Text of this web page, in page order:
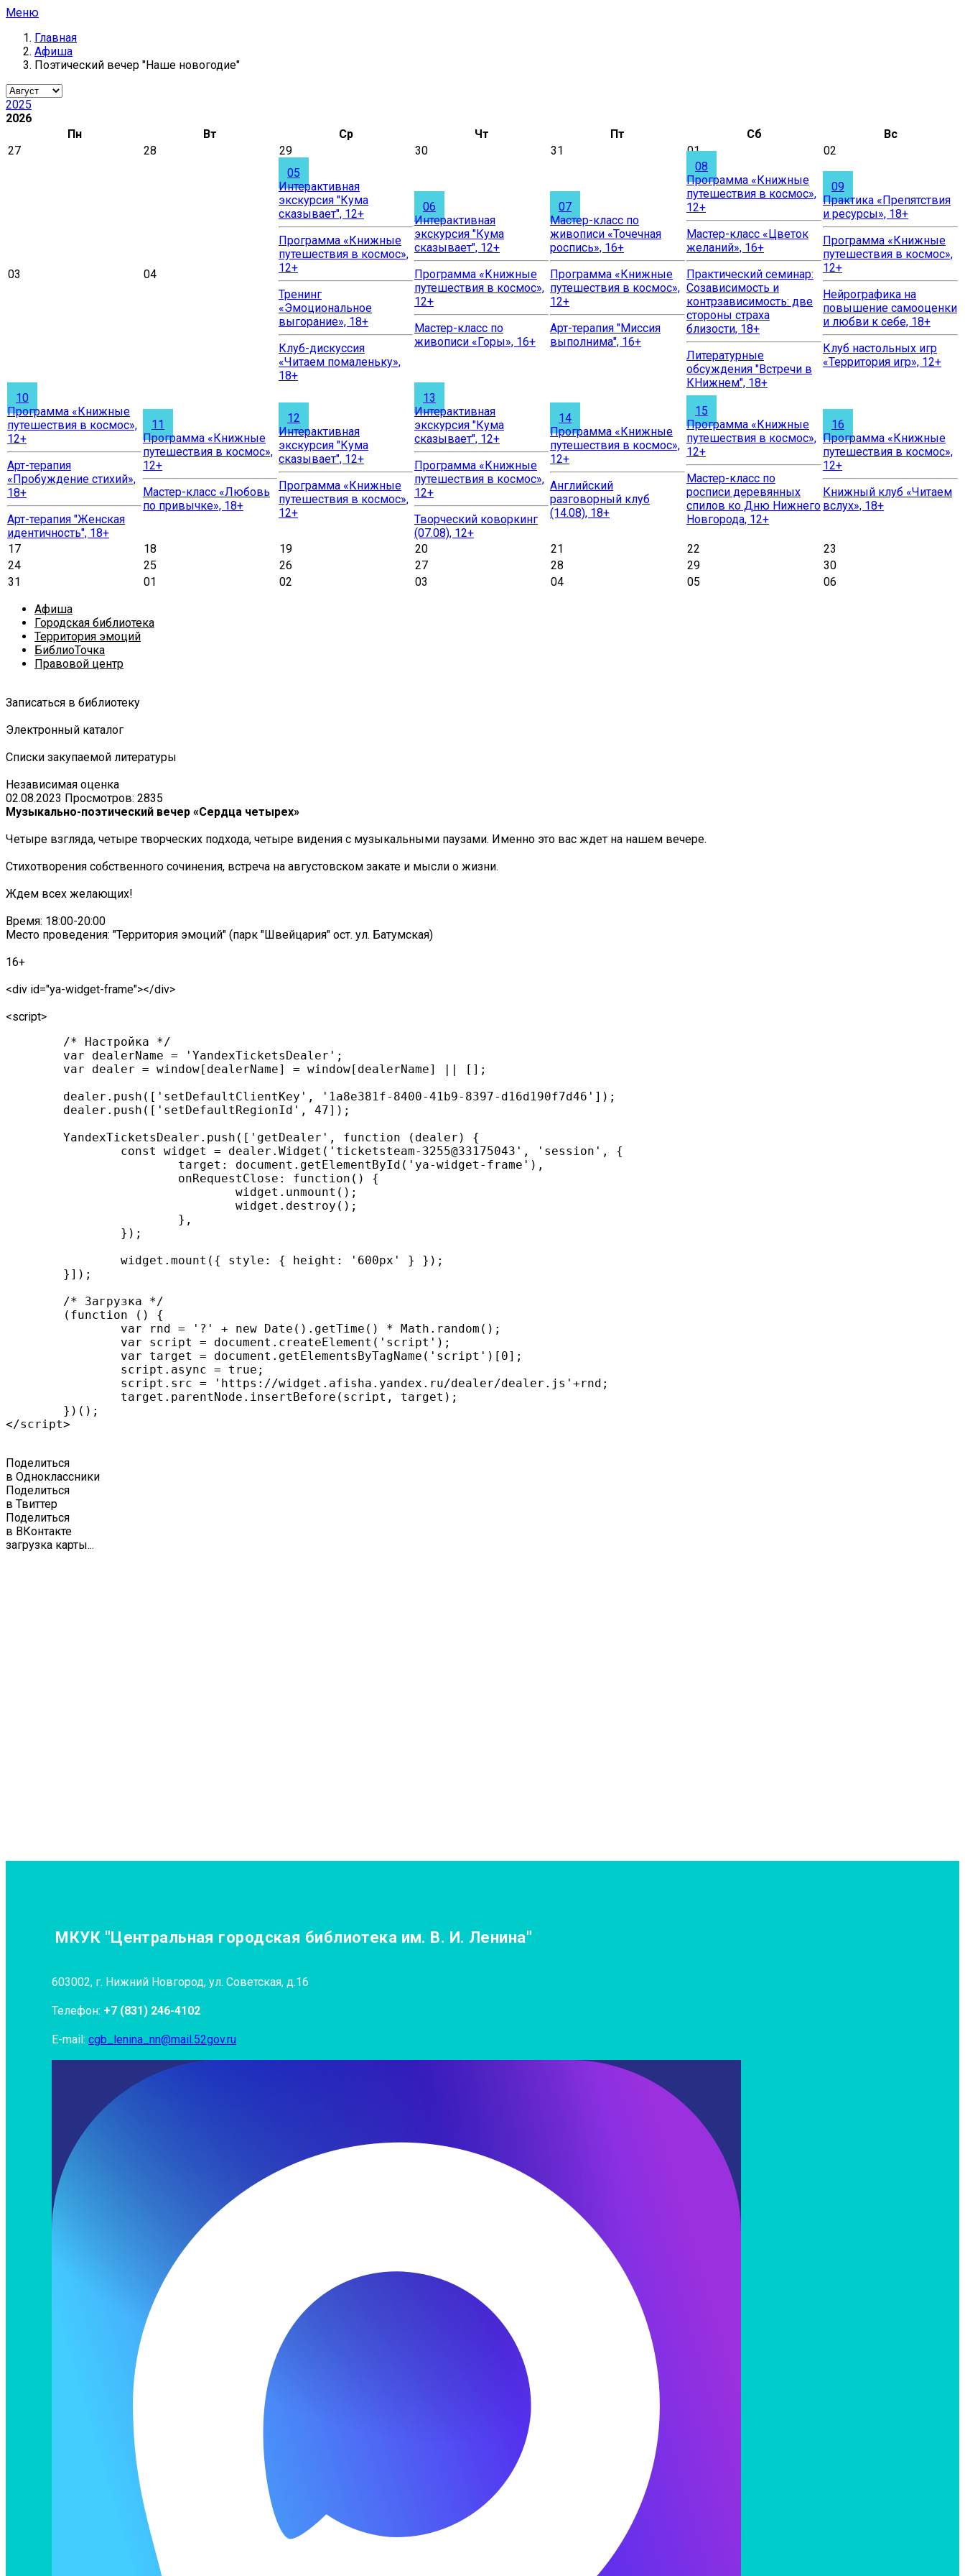
Меню
Главная
Афиша
Поэтический вечер "Наше новогодие"
2025
2026
Пн
Вт Ср Чт Пт Сб
Вс
27
28 29 30 31 01 02
03 04
05
Интерактивная
экскурсия "Кума
сказывает", 12+
Программа «Книжные
путешествия в космос»,
12+
Тренинг
«Эмоциональное
выгорание», 18+
Клуб-дискуссия
«Читаем помаленьку»,
18+
06
Интерактивная
экскурсия "Кума
сказывает", 12+
Программа «Книжные
путешествия в космос»,
12+
Мастер-класс по
живописи «Горы», 16+
07
Мастер-класс по
живописи «Точечная
роспись», 16+
Программа «Книжные
путешествия в космос»,
12+
Арт-терапия "Миссия
выполнима", 16+
08
Программа «Книжные
путешествия в космос»,
12+
Мастер-класс «Цветок
желаний», 16+
Практический семинар:
Созависимость и
контрзависимость: две
стороны страха
близости, 18+
Литературные
обсуждения "Встречи в
КНижнем", 18+
09
Практика «Препятствия
и ресурсы», 18+
Программа «Книжные
путешествия в космос»,
12+
Нейрографика на
повышение самооценки
и любви к себе, 18+
Клуб настольных игр
«Территория игр», 12+
10
Программа «Книжные
путешествия в космос»,
12+
Арт-терапия
«Пробуждение стихий»,
18+
Арт-терапия "Женская
идентичность", 18+
11
Программа «Книжные
путешествия в космос»,
12+
Мастер-класс «Любовь
по привычке», 18+
12
Интерактивная
экскурсия "Кума
сказывает", 12+
Программа «Книжные
путешествия в космос»,
12+
13
Интерактивная
экскурсия "Кума
сказывает", 12+
Программа «Книжные
путешествия в космос»,
12+
Творческий коворкинг
(07.08), 12+
14
Программа «Книжные
путешествия в космос»,
12+
Английский
разговорный клуб
(14.08), 18+
15
Программа «Книжные
путешествия в космос»,
12+
Мастер-класс по
росписи деревянных
спилов ко Дню Нижнего
Новгорода, 12+
16
Программа «Книжные
путешествия в космос»,
12+
Книжный клуб «Читаем
вслух», 18+
17 18 19 20 21 22
23
24
25 26 27 28 29
30
31
01 02 03 04 05
06
Афиша
Городская библиотека
Территория эмоций
БиблиоТочка
Правовой центр
Записаться в библиотеку
Электронный каталог
Списки закупаемой литературы
Независимая оценка
02.08.2023 Просмотров: 2835
Музыкально-поэтический вечер «Сердца четырех»
Четыре взгляда, четыре творческих подхода, четыре видения с музыкальными паузами. Именно это вас ждет на нашем вечере.
Стихотворения собственного сочинения, встреча на августовском закате и мысли о жизни.
Ждем всех желающих!
Время: 18:00-20:00
Место проведения: "Территория эмоций" (парк "Швейцария" ост. ул. Батумская)
16+
<div id="ya-widget-frame"></div>
<script>
        dealer.push(['setDefaultRegionId', 47]);
</script>
Поделиться
в Одноклассники
Поделиться
в Твиттер
Поделиться
в ВКонтакте
загрузка карты...
МКУК "Центральная городская библиотека им. В. И. Ленина"
603002, г. Нижний Новгород, ул. Советская, д.16
Телефон: +7 (831) 246-4102
E-mail: cgb_lenina_nn@mail.52gov.ru